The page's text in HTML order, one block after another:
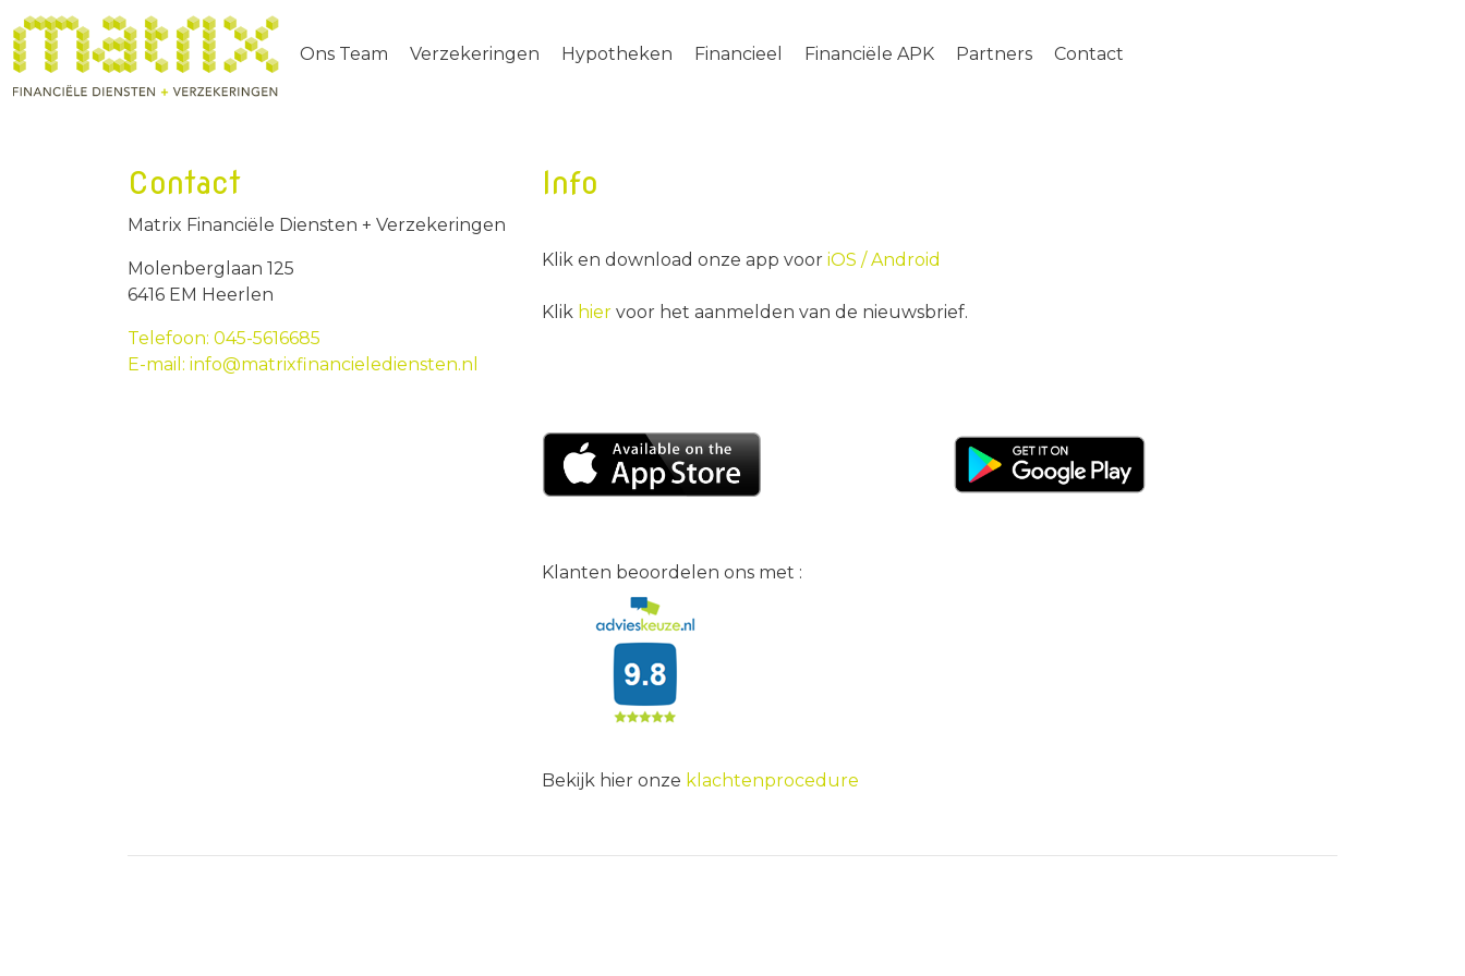
Ons Team Verzekeringen Hypotheken Financieel Financiële APK Partners Contact
Contact
Matrix Financiële Diensten + Verzekeringen
Molenberglaan 125
6416 EM Heerlen
Telefoon: 045-5616685
E-mail: info@matrixfinancielediensten.nl
Info
Klik en download onze app voor iOS /Android
Klik hier voor het aanmelden van de nieuwsbrief.
Klanten beoordelen ons met :
Bekijk hier onze klachtenprocedure